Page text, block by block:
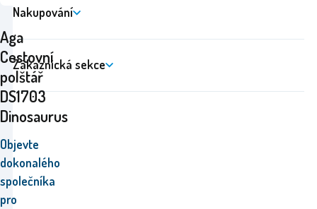
Aga
Cestovní
polštář
DS1703
Dinosaurus
Objevte
dokonalého
společníka
pro
Nakupování
Zákaznická sekce